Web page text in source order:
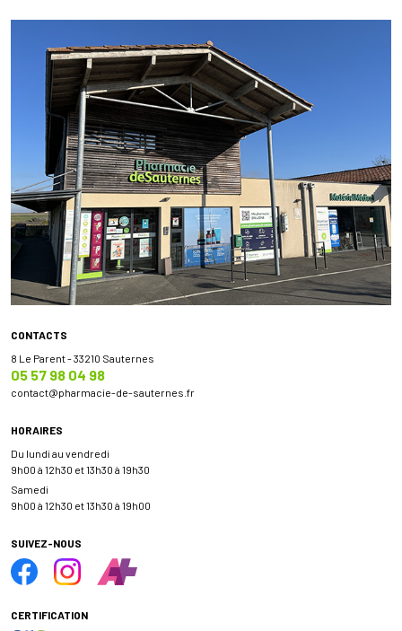
CONTACTS
8 Le Parent - 33210 Sauternes
05 57 98 04 98
contact@pharmacie-de-sauternes.fr
HORAIRES
Du lundi au vendredi
9h00 à 12h30 et 13h30 à 19h30
Samedi
9h00 à 12h30 et 13h30 à 19h00
SUIVEZ-NOUS
CERTIFICATION